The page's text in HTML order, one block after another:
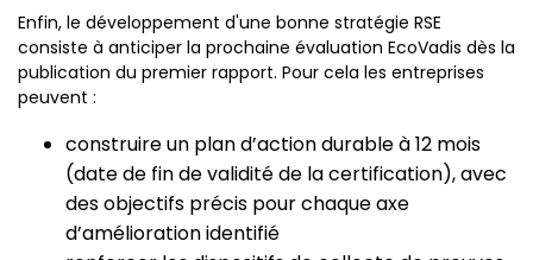
Enfin, le développement d'une bonne stratégie RSE
consiste à anticiper la prochaine évaluation EcoVadis dès la
publication du premier rapport. Pour cela les entreprises
peuvent :
construire un plan d’action durable à 12 mois
(date de fin de validité de la certification), avec
des objectifs précis pour chaque axe
d’amélioration identifié